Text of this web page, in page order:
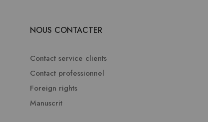
NOUS CONTACTER
Contact service clients
Contact professionnel
Foreign rights
Manuscrit